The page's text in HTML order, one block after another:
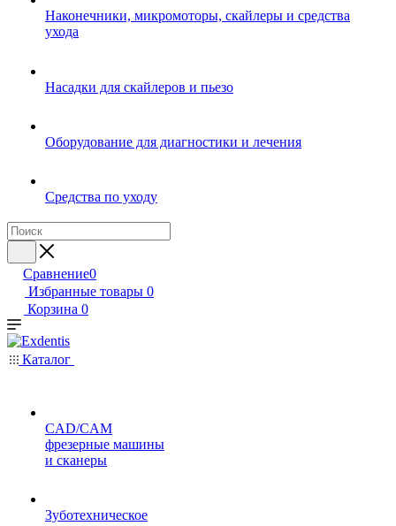
Наконечники, микромоторы, скайлеры и средства
ухода
Насадки для скайлеров и пьезо
Оборудование для диагностики и лечения
Средства по уходу
Сравнение0
Избранные товары 0
Корзина 0
Каталог
CAD/CAM
фрезерные машины
и сканеры
Зуботехническое